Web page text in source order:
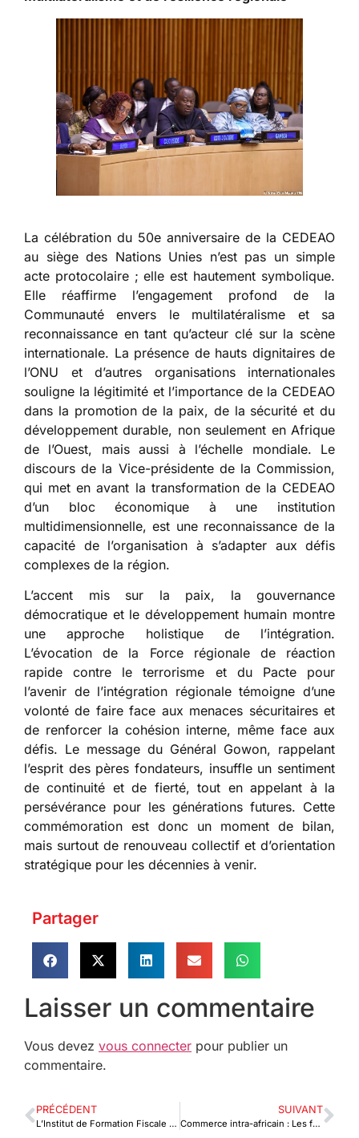
La célébration du 50e anniversaire de la CEDEAO
au siège des Nations Unies n’est pas un simple
acte protocolaire ; elle est hautement symbolique.
Elle réaffirme l’engagement profond de la
Communauté envers le multilatéralisme et sa
reconnaissance en tant qu’acteur clé sur la scène
internationale. La présence de hauts dignitaires de
l’ONU et d’autres organisations internationales
souligne la légitimité et l’importance de la CEDEAO
dans la promotion de la paix, de la sécurité et du
développement durable, non seulement en Afrique
de l’Ouest, mais aussi à l’échelle mondiale. Le
discours de la Vice-présidente de la Commission,
qui met en avant la transformation de la CEDEAO
d’un bloc économique à une institution
multidimensionnelle, est une reconnaissance de la
capacité de l’organisation à s’adapter aux défis
complexes de la région.
L’accent mis sur la paix, la gouvernance
démocratique et le développement humain montre
une approche holistique de l’intégration.
L’évocation de la Force régionale de réaction
rapide contre le terrorisme et du Pacte pour
l’avenir de l’intégration régionale témoigne d’une
volonté de faire face aux menaces sécuritaires et
de renforcer la cohésion interne, même face aux
défis. Le message du Général Gowon, rappelant
l’esprit des pères fondateurs, insuffle un sentiment
de continuité et de fierté, tout en appelant à la
persévérance pour les générations futures. Cette
commémoration est donc un moment de bilan,
mais surtout de renouveau collectif et d’orientation
stratégique pour les décennies à venir.
Partager
Laisser un commentaire
Vous devez vous connecter pour publier un
commentaire.
PRÉCÉDENT
L’Institut de Formation Fiscale et Douanière de l’Office Togolais des Recettes franchit un palier
SUIVANT
Commerce intra-africain : Les femmes d’affaires se mobilisent